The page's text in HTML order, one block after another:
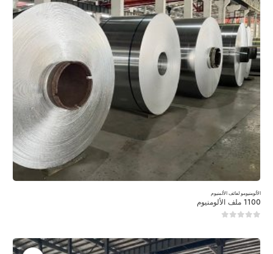
الألومنيومو لفائف الألمنيوم
1100 ملف الألومنيوم